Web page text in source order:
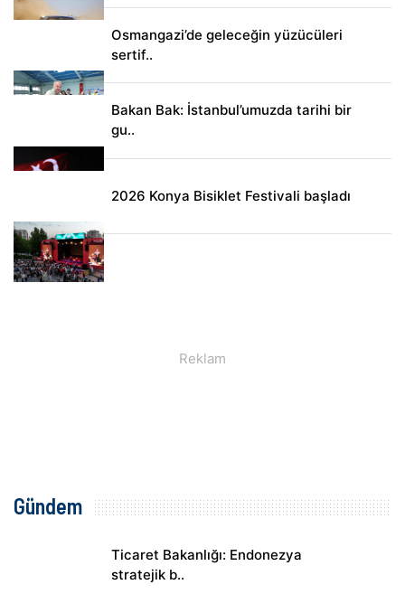
Osmangazi’de geleceğin yüzücüleri
sertif..
Bakan Bak: İstanbul’umuzda tarihi bir
gu..
2026 Konya Bisiklet Festivali başladı
Gündem
Ticaret Bakanlığı: Endonezya
stratejik b..